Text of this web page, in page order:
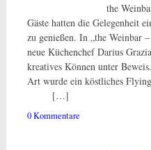
the
Gäste hatten die Gelegenheit
zu genießen. In „the Weinbar
neue Küchenchef Darius
kreatives Können unter
Art wurde ein köstliches
[…]
0 Kommentare